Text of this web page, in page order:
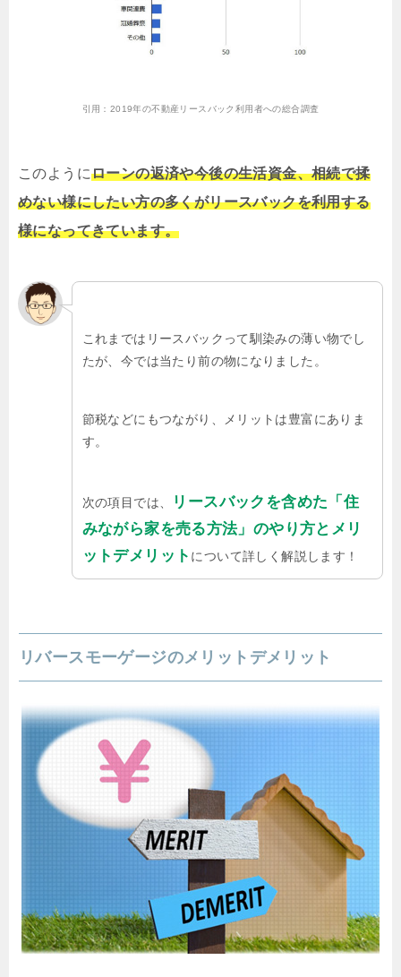
引用： 2019年の不動産リースバック利用者への総合調査
このようにローンの返済や今後の生活資金、相続で揉
めない様にしたい方の多くがリースバックを利用する
様になってきています。
これまではリースバックって馴染みの薄い物でし
たが、今では当たり前の物になりました。
節税などにもつながり、メリットは豊富にありま
す。
次の項目では、
リースバックを含めた「住
みながら家を売る方法」のやり方とメリ
ットデメリット について詳しく解説します！
リバースモーゲージのメリットデメリット